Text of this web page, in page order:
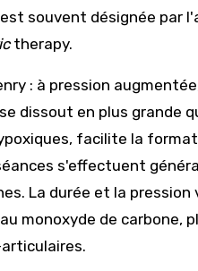
souvent désignée par
therapy.
: à pression
dissout en plus grande
facilite la
s'effectuent
La durée et la
monoxyde de carbone,